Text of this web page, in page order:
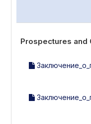
Prospectures and